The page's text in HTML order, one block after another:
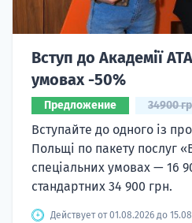
Вступ до Академії
умовах -50%
Предложение 34900
Вступайте до одного із
Польщі по пакету послуг
спеціальних умовах — 16
стандартних 34 900 грн.
Действует от 01.08.2026 до